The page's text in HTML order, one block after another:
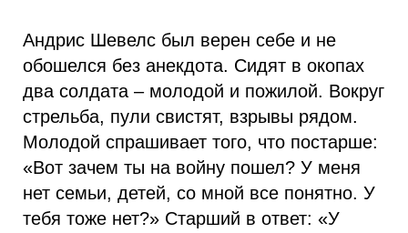
Андрис Шевелс был верен себе и не
обошелся без анекдота. Сидят в окопах
два солдата – молодой и пожилой. Вокруг
стрельба, пули свистят, взрывы рядом.
Молодой спрашивает того, что постарше:
«Вот зачем ты на войну пошел? У меня
нет семьи, детей, со мной все понятно. У
тебя тоже нет?» Старший в ответ: «У